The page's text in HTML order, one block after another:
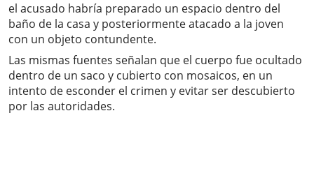
el acusado habría preparado un espacio dentro del
baño de la casa y posteriormente atacado a la joven
con un objeto contundente.
Las mismas fuentes señalan que el cuerpo fue ocultado
dentro de un saco y cubierto con mosaicos, en un
intento de esconder el crimen y evitar ser descubierto
por las autoridades.